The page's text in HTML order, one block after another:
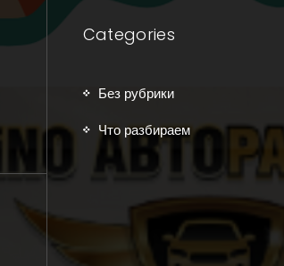
Categories
Без рубрики
Что разбираем